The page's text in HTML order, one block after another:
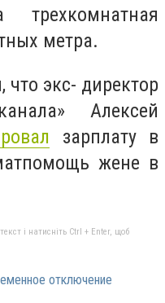
метра.
экс- директор
Алексей
зарплату в
жене в
і натисніть Ctrl + Enter, щоб
отключение